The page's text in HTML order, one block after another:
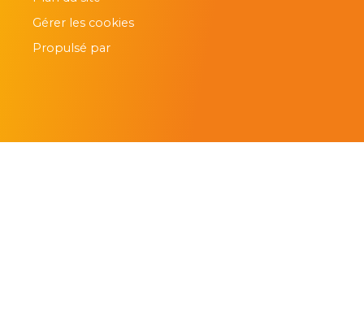
Gérer les cookies
Propulsé par